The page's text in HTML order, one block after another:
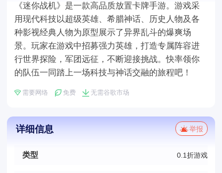
《迷你战机》是一款高品质放置卡牌手游。游戏采
用现代科技以超级英雄、希腊神话、历史人物及各
种影视经典人物为原型展示了异界乱斗的爆爽场
景。玩家在游戏中招募强力英雄，打造专属阵容进
行世界探险，军团远征，不断迎接挑战。快率领你
的队伍一同踏上一场科技与神话交融的旅程吧！
需要网络 免费 无需谷歌市场
详细信息 举报
类型 0.1折游戏